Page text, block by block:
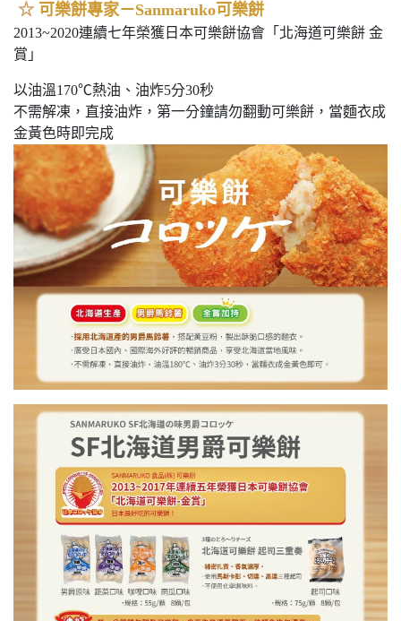
☆ 可樂餅專家－Sanmaruko可樂餅
2013~2020連續七年榮獲日本可樂餅協會「北海道可樂餅 金
賞」
以油溫170℃熱油、油炸5分30秒
不需解凍，直接油炸，第一分鐘請勿翻動可樂餅，當麵衣成
金黃色時即完成